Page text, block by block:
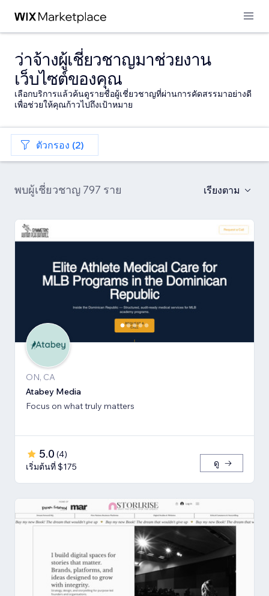
ว่าจ้างผู้เชี่ยวชาญมาช่วยงาน
เว็บไซต์ของคุณ
เลือกบริการแล้วค้นดูรายชื่อผู้เชี่ยวชาญที่ผ่านการคัดสรรมาอย่างดี
เพื่อช่วยให้คุณก้าวไปถึงเป้าหมาย
ตัวกรอง (2)
พบผู้เชี่ยวชาญ 797 ราย เรียงตาม
ON, CA
Atabey Media
Focus on what truly matters
5.0 (4)
เริ่มต้นที่ $175
ดู